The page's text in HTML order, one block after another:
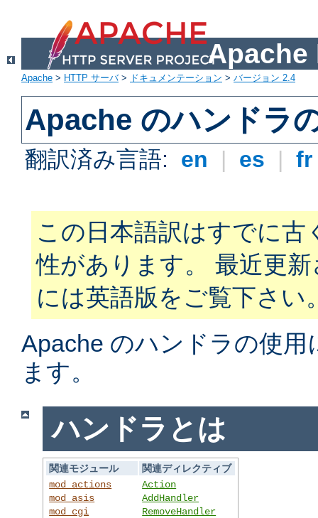
Apache
Apache > HTTP サーバ> ドキュメンテーション > バージョン 2.4
Apache のハンドラ
翻訳済み言語: en | es |
この日本語訳はすでに古
性があります。 最近更
には英語版をご覧下さい
Apache のハンドラの使
ます。
ハンドラとは
関連モジュール
関連ディレクティブ
mod_actions
mod_asis
mod_cgi
Action
AddHandler
RemoveHandler